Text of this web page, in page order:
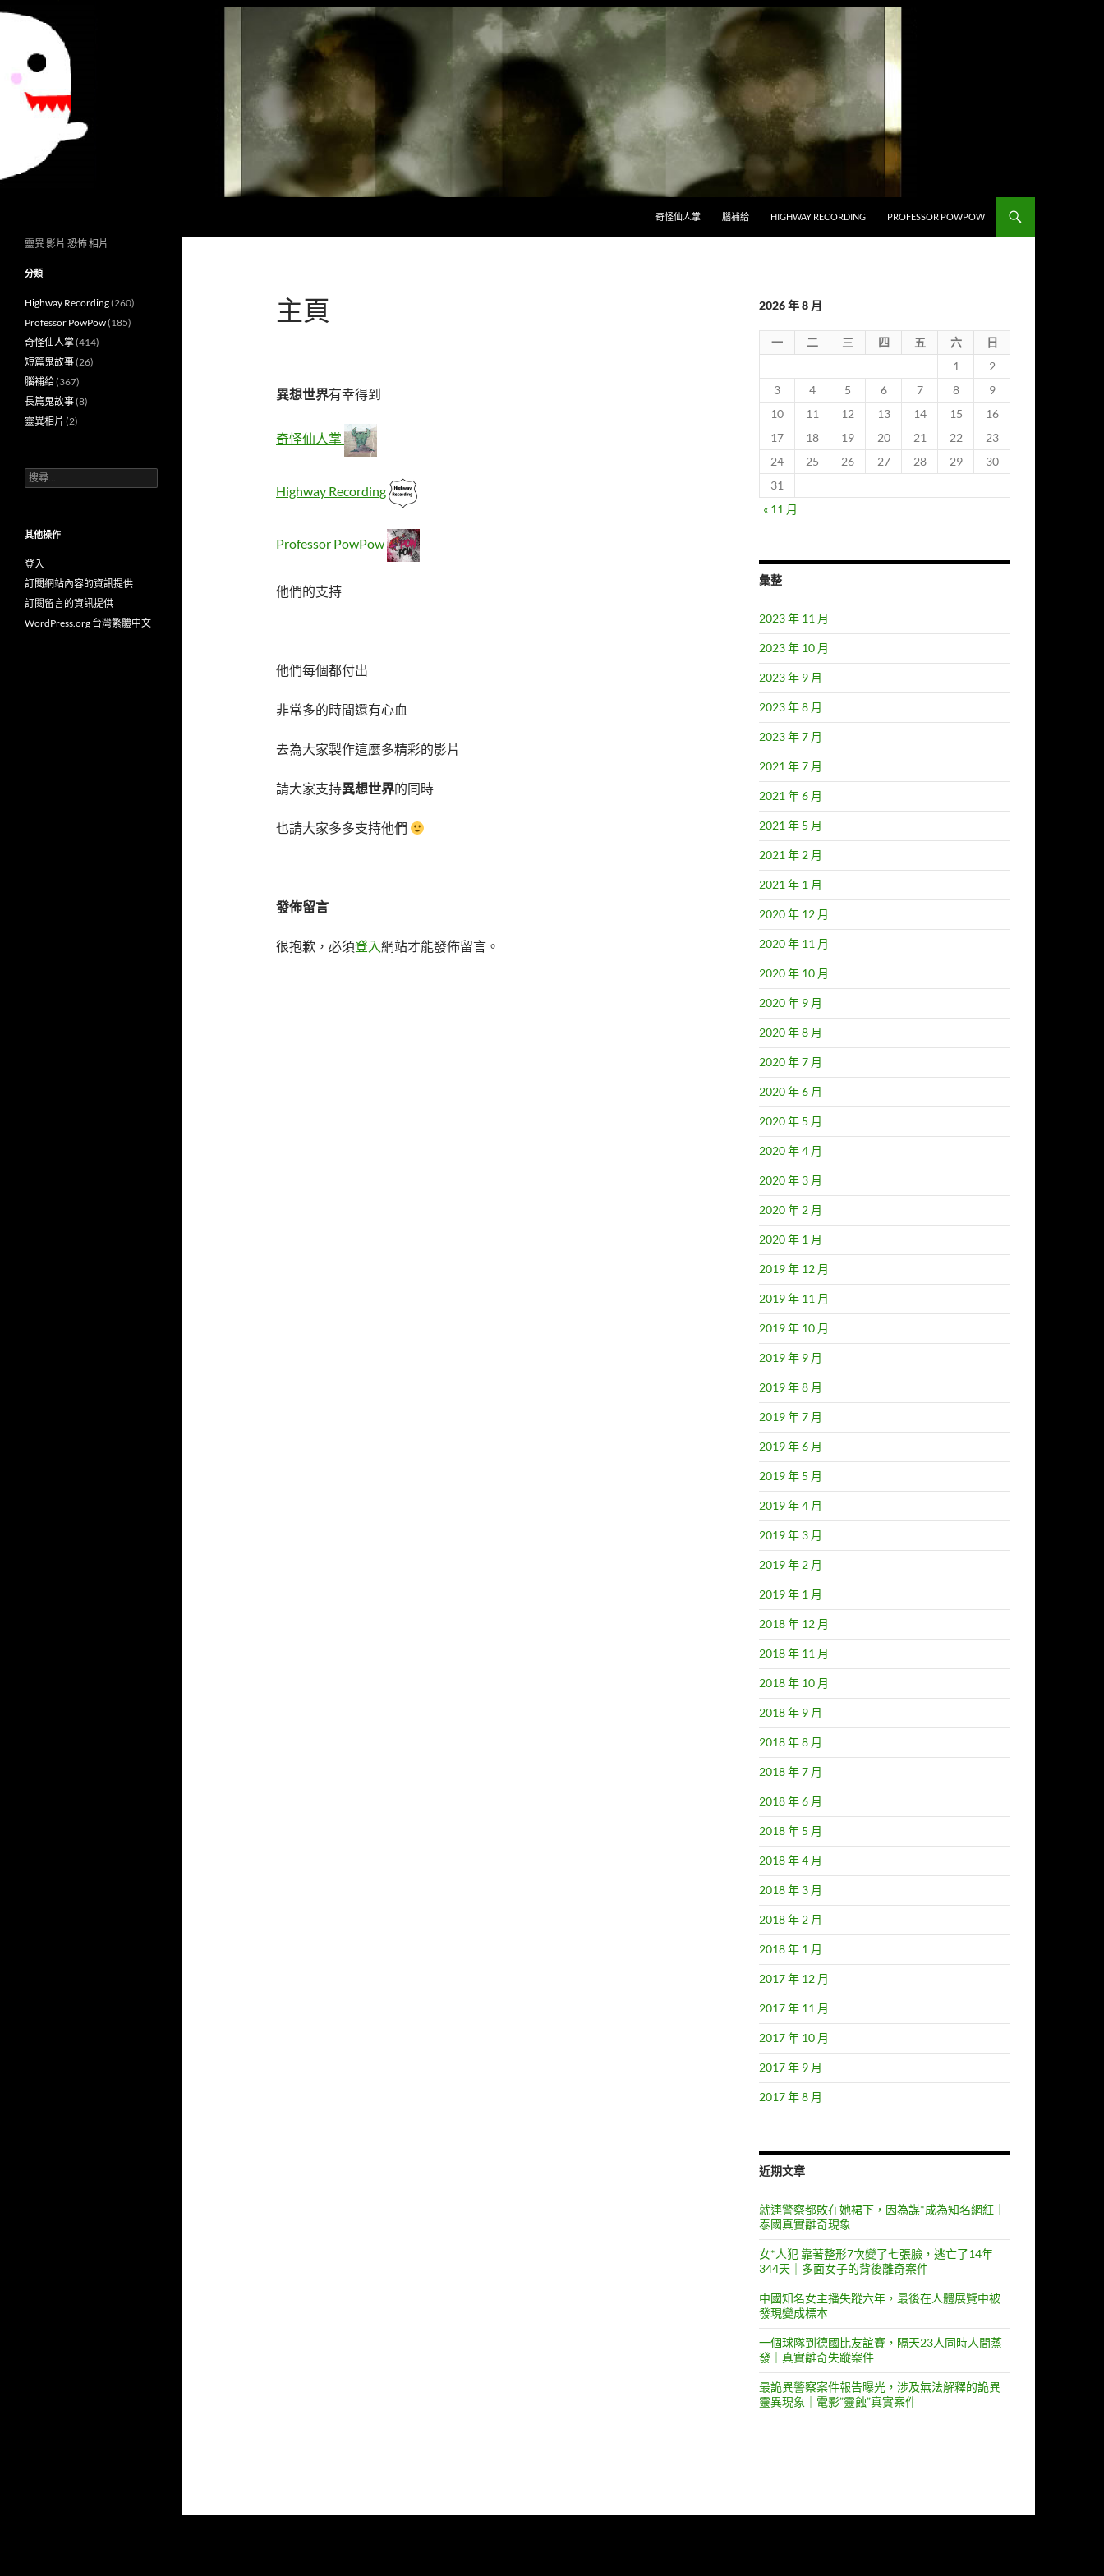
奇怪仙人掌
腦補給 HIGHWAY RECORDING PROFESSOR POWPOW
主頁
異想世界有幸得到
奇怪仙人掌
Highway Recording
Professor PowPow
他們的支持
他們每個都付出
非常多的時間還有心血
去為大家製作這麼多精彩的影片
請大家支持異想世界的同時
也請大家多多支持他們
發佈留言
很抱歉，必須登入網站才能發佈留言。
2026 年 8 月
一 二 三 四 五 六
日
1
2
3
4 5 6 7 8
9
10
11 12 13 14 15
16
17
18 19 20 21 22
23
24
25 26 27 28 29
30
31
« 11 月
彙整
2023 年 11 月
2023 年 10 月
2023 年 9 月
2023 年 8 月
2023 年 7 月
2021 年 7 月
2021 年 6 月
2021 年 5 月
2021 年 2 月
2021 年 1 月
2020 年 12 月
2020 年 11 月
2020 年 10 月
2020 年 9 月
2020 年 8 月
2020 年 7 月
2020 年 6 月
2020 年 5 月
2020 年 4 月
2020 年 3 月
2020 年 2 月
2020 年 1 月
2019 年 12 月
2019 年 11 月
2019 年 10 月
2019 年 9 月
2019 年 8 月
2019 年 7 月
2019 年 6 月
2019 年 5 月
2019 年 4 月
2019 年 3 月
2019 年 2 月
2019 年 1 月
2018 年 12 月
2018 年 11 月
2018 年 10 月
2018 年 9 月
2018 年 8 月
2018 年 7 月
2018 年 6 月
2018 年 5 月
2018 年 4 月
2018 年 3 月
2018 年 2 月
2018 年 1 月
2017 年 12 月
2017 年 11 月
2017 年 10 月
2017 年 9 月
2017 年 8 月
近期文章
就連警察都敗在她裙下，因為謀*成為知名網紅｜
泰國真實離奇現象
女*人犯 靠著整形7次變了七張臉，逃亡了14年
344天｜多面女子的背後離奇案件
中國知名女主播失蹤六年，最後在人體展覽中被
發現變成標本
一個球隊到德國比友誼賽，隔天23人同時人間蒸
發｜真實離奇失蹤案件
最詭異警察案件報告曝光，涉及無法解釋的詭異
靈異現象｜電影”靈蝕”真實案件
靈異 影片 恐怖 相片
分類
Highway Recording(260)
Professor PowPow(185)
奇怪仙人掌(414)
短篇鬼故事(26)
腦補給(367)
長篇鬼故事(8)
靈異相片 (2)
搜
尋
字:
其他操作
登入
訂閱網站內容的資訊提供
訂閱留言的資訊提供
WordPress.org 台灣繁體中文